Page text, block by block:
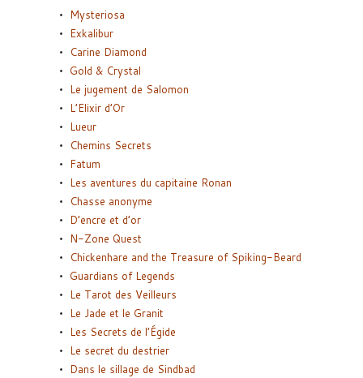
Mysteriosa
Exkalibur
Carine Diamond
Gold & Crystal
Le jugement de Salomon
L’Elixir d’Or
Lueur
Chemins Secrets
Fatum
Les aventures du capitaine Ronan
Chasse anonyme
D’encre et d’or
N-Zone Quest
Chickenhare and the Treasure of Spiking-Beard
Guardians of Legends
Le Tarot des Veilleurs
Le Jade et le Granit
Les Secrets de l’Égide
Le secret du destrier
Dans le sillage de Sindbad